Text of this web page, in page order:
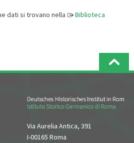
dati si trovano nella
Biblioteca
Via Aurelia Antica, 391
I-00165 Roma